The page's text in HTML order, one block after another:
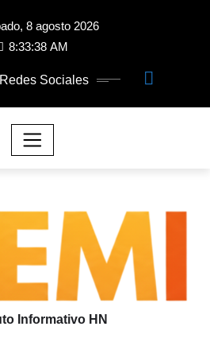
8 agosto 2026
8:33:39 AM
Sociales
Informativo HN